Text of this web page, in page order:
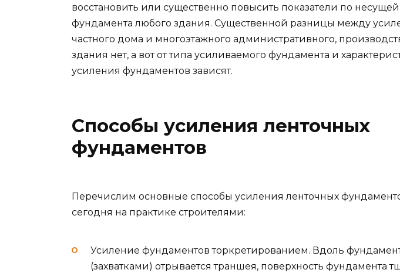
восстановить или существенно повысить показатели по
фундамента любого здания. Существенной разницы между
частного дома и многоэтажного административного,
здания нет, а вот от типа усиливаемого фундамента и
усиления фундаментов зависят.
Способы усиления ленточных
фундаментов
Перечислим основные способы усиления ленточных
сегодня на практике строителями:
Усиление фундаментов торкретированием. Вдоль
(захватками) отрывается траншея, поверхность фундамента